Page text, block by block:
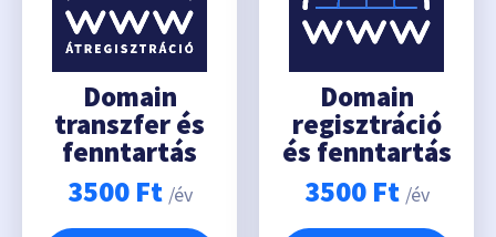
Domain
transzfer és
fenntartás
3500 Ft /év
Domain
regisztráció
és fenntartás
3500 Ft /év